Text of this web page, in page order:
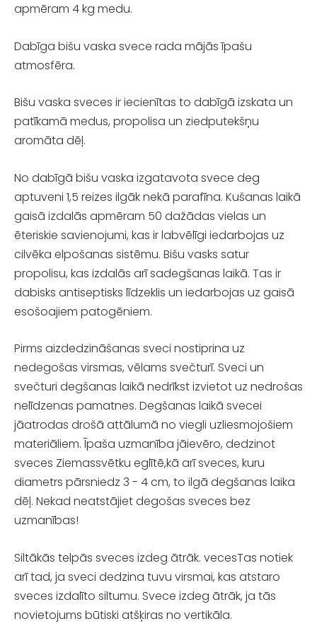
apmēram 4 kg medu.
Dabīga bišu vaska svece rada mājās īpašu
atmosfēra.
Bišu vaska sveces ir iecienītas to dabīgā izskata un
patīkamā medus, propolisa un ziedputekšņu
aromāta dēļ.
No dabīgā bišu vaska izgatavota svece deg
aptuveni 1,5 reizes ilgāk nekā parafīna. Kušanas laikā
gaisā izdalās apmēram 50 dažādas vielas un
ēteriskie savienojumi, kas ir labvēlīgi iedarbojas uz
cilvēka elpošanas sistēmu. Bišu vasks satur
propolisu, kas izdalās arī sadegšanas laikā. Tas ir
dabisks antiseptisks līdzeklis un iedarbojas uz gaisā
esošoajiem patogēniem.
Pirms aizdedzināšanas sveci nostiprina uz
nedegošas virsmas, vēlams svečturī. Sveci un
svečturi degšanas laikā nedrīkst izvietot uz nedrošas
nelīdzenas pamatnes. Degšanas laikā svecei
jāatrodas drošā attālumā no viegli uzliesmojošiem
materiāliem. Īpaša uzmanība jāievēro, dedzinot
sveces Ziemassvētku eglītē,kā arī sveces, kuru
diametrs pārsniedz 3 - 4 cm, to ilgā degšanas laika
dēļ. Nekad neatstājiet degošas sveces bez
uzmanības!
Siltākās telpās sveces izdeg ātrāk. vecesTas notiek
arī tad, ja sveci dedzina tuvu virsmai, kas atstaro
sveces izdalīto siltumu. Svece izdeg ātrāk, ja tās
novietojums būtiski atšķiras no vertikāla.